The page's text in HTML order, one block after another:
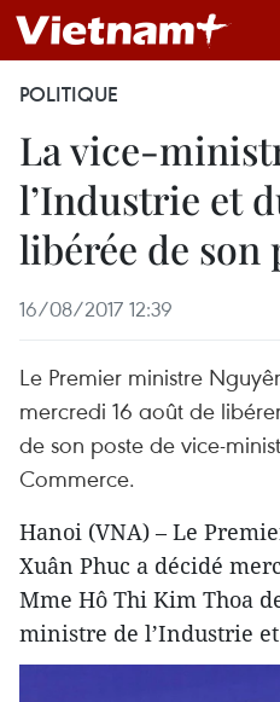
POLITIQUE
La vice-
l’Industrie et
libérée de son
16/08/2017 12:39
Le Premier ministre
mercredi 16 août de
de son poste de vice-
Commerce.
Hanoi (VNA) – Le
Xuân Phuc a décidé
Mme Hô Thi Kim Thoa
ministre de l’Industrie